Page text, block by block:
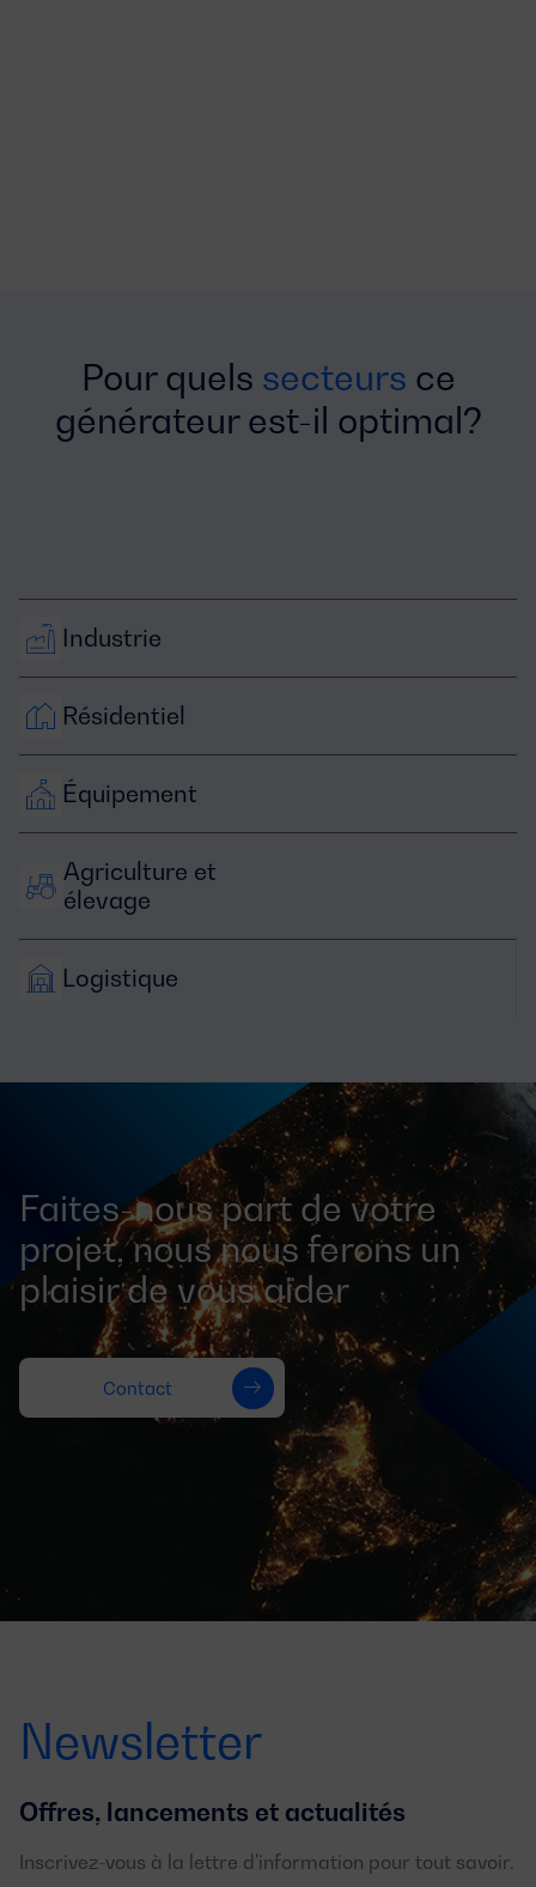
Pour quels secteurs ce
générateur est-il optimal?
Industrie
Résidentiel
Équipement
Agriculture et
élevage
Logistique
Faites-nous part de votre
projet, nous nous ferons un
plaisir de vous aider
Contact
Newsletter
Offres, lancements et actualités
Inscrivez-vous à la lettre d'information pour tout savoir.